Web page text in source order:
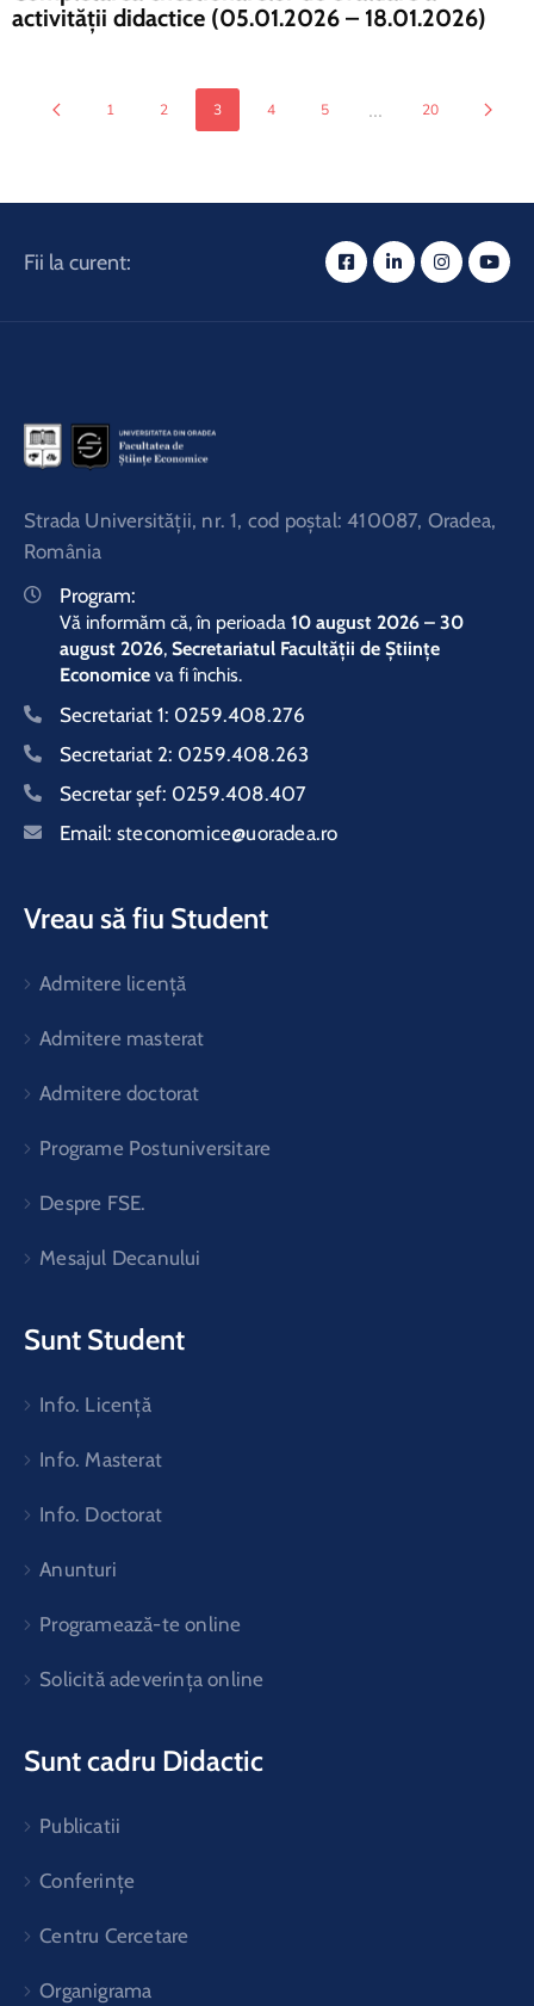
activității didactice (05.01.2026 – 18.01.2026)
1 2 3 4 5 ... 20
Fii la curent:
Strada Universităţii, nr. 1, cod poştal: 410087, Oradea,
România
Program:
Vă informăm că, în perioada 10 august 2026 – 30
august 2026, Secretariatul Facultății de Științe
Economice va fi închis.
Secretariat 1: 0259.408.276
Secretariat 2: 0259.408.263
Secretar şef: 0259.408.407
Email: steconomice@uoradea.ro
Vreau să fiu Student
Admitere licență
Admitere masterat
Admitere doctorat
Programe Postuniversitare
Despre FSE.
Mesajul Decanului
Sunt Student
Info. Licență
Info. Masterat
Info. Doctorat
Anunturi
Programează-te online
Solicită adeverința online
Sunt cadru Didactic
Publicatii
Conferințe
Centru Cercetare
Organigrama